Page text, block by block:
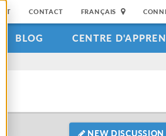
CONTACT FRANÇAIS
BLOG CENTRE
NEW DISCUSSION